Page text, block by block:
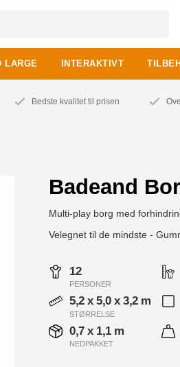
LARGE INTERAKTIVT
Bedste kvalitet til prisen
Badeand
Multi-play borg med
Velegnet til de mindste -
12
PERSONER
5,2 x 5,0 x 3,2 m
STØRRELSE
0,7 x 1,1 m
NEDPAKKET